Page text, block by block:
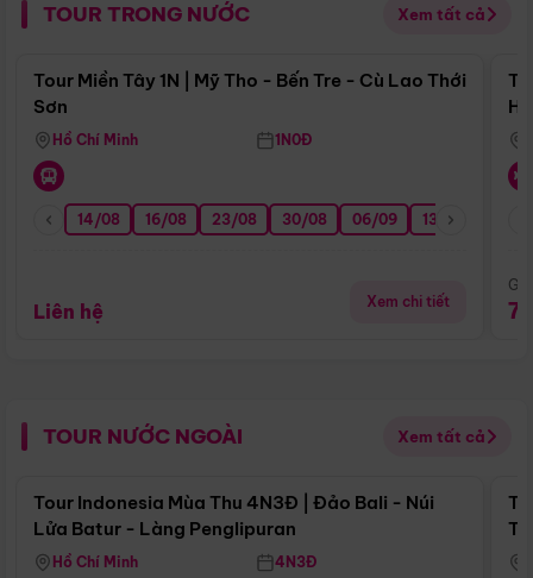
TOUR TRONG NƯỚC Xem tất cả
Điểm nổi bật
Tour Miền Tây 1N | Mỹ Tho - Bến Tre - Cù Lao Thới
Sơn
Hồ Chí Minh 1N0Đ
14/08 16/08 23/08 30/08 06/09 13/09
Liên hệ Xem chi tiết
TOUR NƯỚC NGOÀI Xem tất cả
Điểm nổi bật
Tour Indonesia Mùa Thu 4N3Đ | Đảo Bali - Núi
Lửa Batur - Làng Penglipuran
Hồ Chí Minh 4N3Đ